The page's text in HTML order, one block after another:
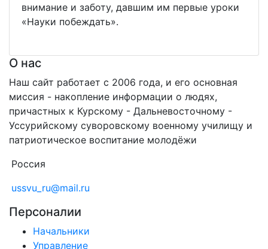
внимание и заботу, давшим им первые уроки
«Науки побеждать».
О нас
Наш сайт работает с 2006 года, и его основная
миссия - накопление информации о людях,
причастных к Курскому - Дальневосточному -
Уссурийскому суворовскому военному училищу и
патриотическое воспитание молодёжи
Россия
ussvu_ru@mail.ru
Персоналии
Начальники
Управление